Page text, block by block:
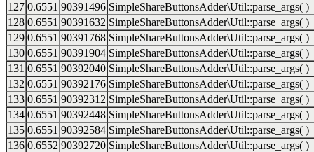
127 0.6551 90391496 SimpleShareButtonsAdder\Util::parse_args( )
128 0.6551 90391632 SimpleShareButtonsAdder\Util::parse_args( )
129 0.6551 90391768 SimpleShareButtonsAdder\Util::parse_args( )
130 0.6551 90391904 SimpleShareButtonsAdder\Util::parse_args( )
131 0.6551 90392040 SimpleShareButtonsAdder\Util::parse_args( )
132 0.6551 90392176 SimpleShareButtonsAdder\Util::parse_args( )
133 0.6551 90392312 SimpleShareButtonsAdder\Util::parse_args( )
134 0.6551 90392448 SimpleShareButtonsAdder\Util::parse_args( )
135 0.6551 90392584 SimpleShareButtonsAdder\Util::parse_args( )
136 0.6552 90392720 SimpleShareButtonsAdder\Util::parse_args( )